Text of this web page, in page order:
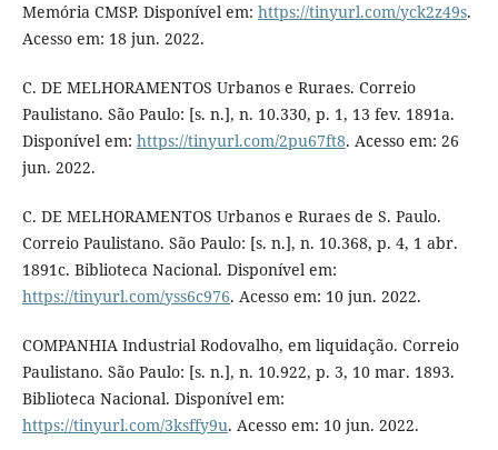
Memória CMSP. Disponível em: https://tinyurl.com/yck2z49s.
Acesso em: 18 jun. 2022.
C. DE MELHORAMENTOS Urbanos e Ruraes. Correio
Paulistano. São Paulo: [s. n.], n. 10.330, p. 1, 13 fev. 1891a.
Disponível em: https://tinyurl.com/2pu67ft8. Acesso em: 26
jun. 2022.
C. DE MELHORAMENTOS Urbanos e Ruraes de S. Paulo.
Correio Paulistano. São Paulo: [s. n.], n. 10.368, p. 4, 1 abr.
1891c. Biblioteca Nacional. Disponível em:
https://tinyurl.com/yss6c976. Acesso em: 10 jun. 2022.
COMPANHIA Industrial Rodovalho, em liquidação. Correio
Paulistano. São Paulo: [s. n.], n. 10.922, p. 3, 10 mar. 1893.
Biblioteca Nacional. Disponível em:
https://tinyurl.com/3ksffy9u. Acesso em: 10 jun. 2022.